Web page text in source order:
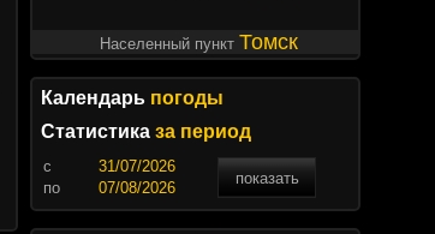
Населенный пункт Томск
Календарь погоды
Статистика за период
c
показать
по